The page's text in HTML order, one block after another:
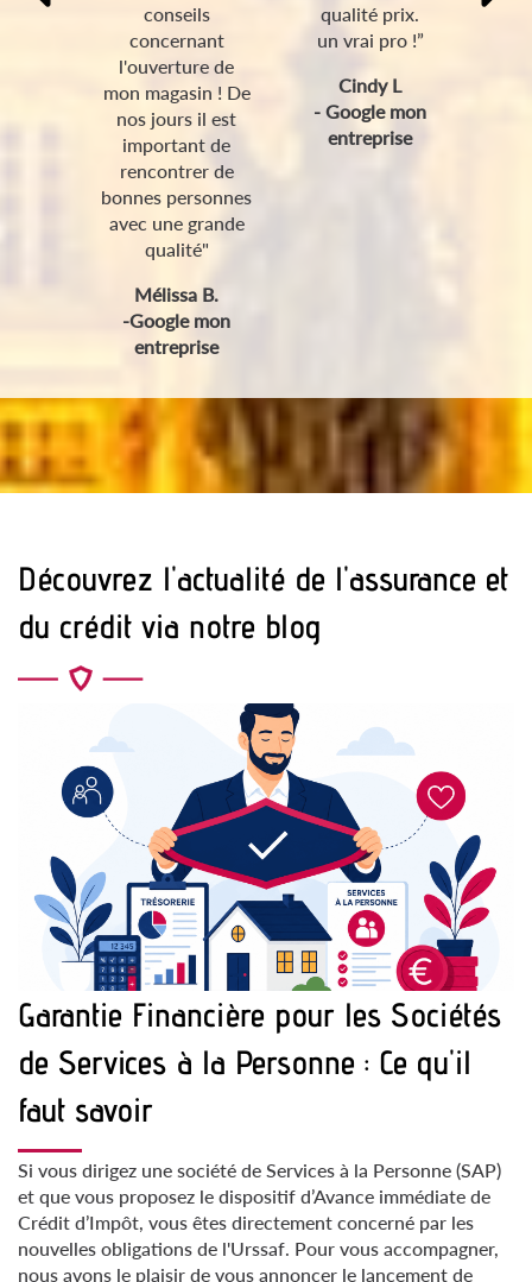
conseils
concernant
l'ouverture de
mon magasin ! De
nos jours il est
important de
rencontrer de
bonnes personnes
avec une grande
qualité"
Mélissa B.
-Google mon
entreprise
qualité prix.
un vrai pro !”
Cindy L
- Google mon
entreprise
Découvrez l'actualité de l'assurance et
du crédit via notre blog
Garantie Financière pour les Sociétés
de Services à la Personne : Ce qu'il
faut savoir
Si vous dirigez une société de Services à la Personne (SAP)
et que vous proposez le dispositif d’Avance immédiate de
Crédit d’Impôt, vous êtes directement concerné par les
nouvelles obligations de l'Urssaf. Pour vous accompagner,
nous avons le plaisir de vous annoncer le lancement de